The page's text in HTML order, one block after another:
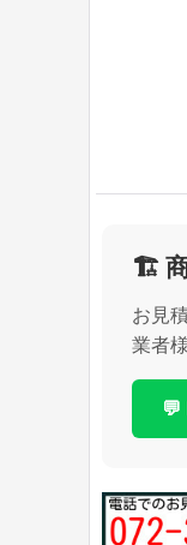
🏗️
お見
業者
💬